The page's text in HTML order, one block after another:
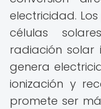
electricidad.
células
radiación solar
genera
ionización y
promete ser